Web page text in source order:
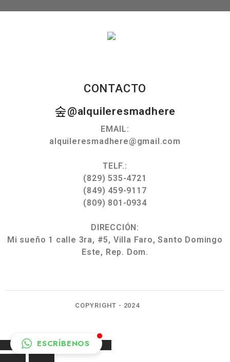
CONTACTO
@alquileresmadhere
EMAIL:
alquileresmadhere@gmail.com
TELF.:
(829) 535-4721
(849) 459-9117
(809) 801-0934
DIRECCIÓN:
Mi sueño 1 calle 3ra, #5, Villa Faro, Santo Domingo
Este, Rep. Dom.
COPYRIGHT - 2024
ESCRÍBENOS